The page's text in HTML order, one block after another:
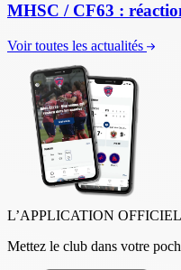
MHSC / CF63 :
Voir toutes les actualités
L’APPLICATION
Mettez le club dans votre